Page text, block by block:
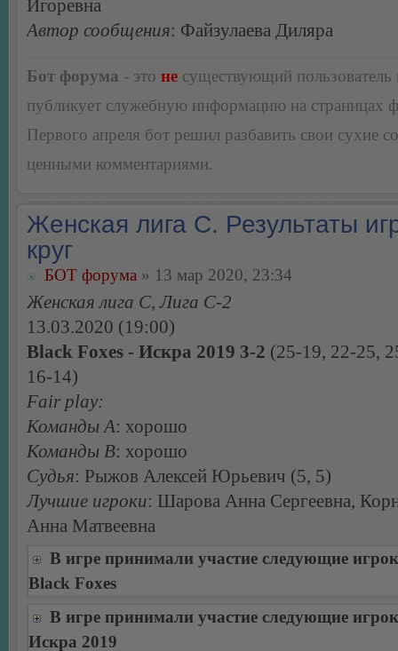
Игоревна
Автор сообщения: Файзулаева Диляра
Бот форума - это не существующий пользователь
публикует служебную информацию на страницах
Первого апреля бот решил разбавить свои сухие
ценными комментариями.
Женская лига С. Результаты
круг
БОТ форума » 13 мар 2020, 23:34
Женская лига С, Лига С-2
13.03.2020 (19:00)
Black Foxes - Искра 2019 3-2 (25-19, 22-25,
16-14)
Fair play:
Команды А: хорошо
Команды В: хорошо
Судья: Рыжов Алексей Юрьевич (5, 5)
Лучшие игроки: Шарова Анна Сергеевна,
Анна Матвеевна
В игре принимали участие следующие
Black Foxes
В игре принимали участие следующие
Искра 2019